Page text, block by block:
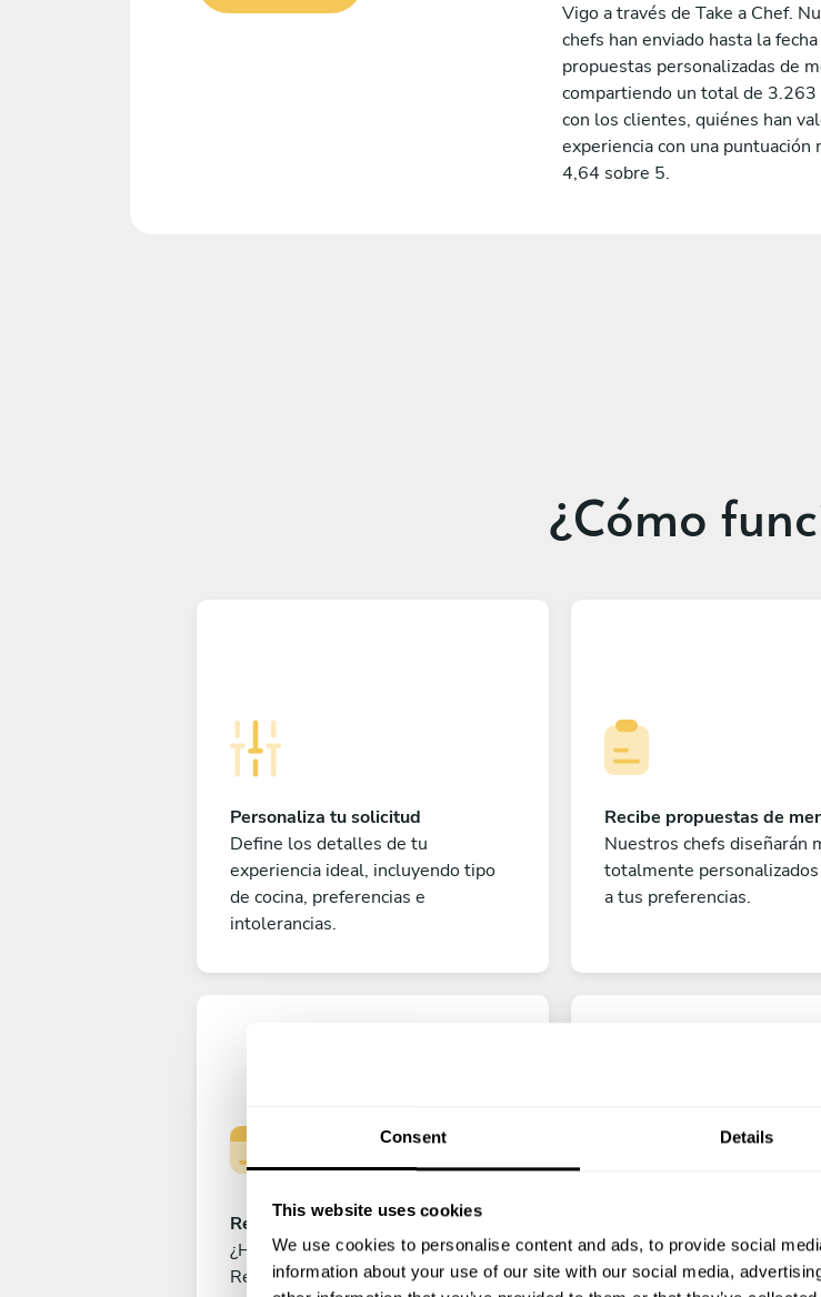
Consent Details
This website uses cookies
We use cookies to personalise content and ads, to provide social
information about your use of our site with our social media,
Vigo a través de Take a Chef.
chefs han enviado hasta la
propuestas personalizadas de
compartiendo un total de 3.263
con los clientes, quiénes han
experiencia con una puntuación
4,64 sobre 5.
¿Cómo
Personaliza tu solicitud
Define los detalles de tu
experiencia ideal, incluyendo tipo
de cocina, preferencias e
intolerancias.
Recibe propuestas de
Nuestros chefs diseñarán
totalmente personalizados
a tus preferencias.
Reserva tu experiencia
¿Has cerrado ya el menú perfecto?
Realiza el pago para reservar tu
¡Todo listo! Ya solo queda
los días para disfrutar de la